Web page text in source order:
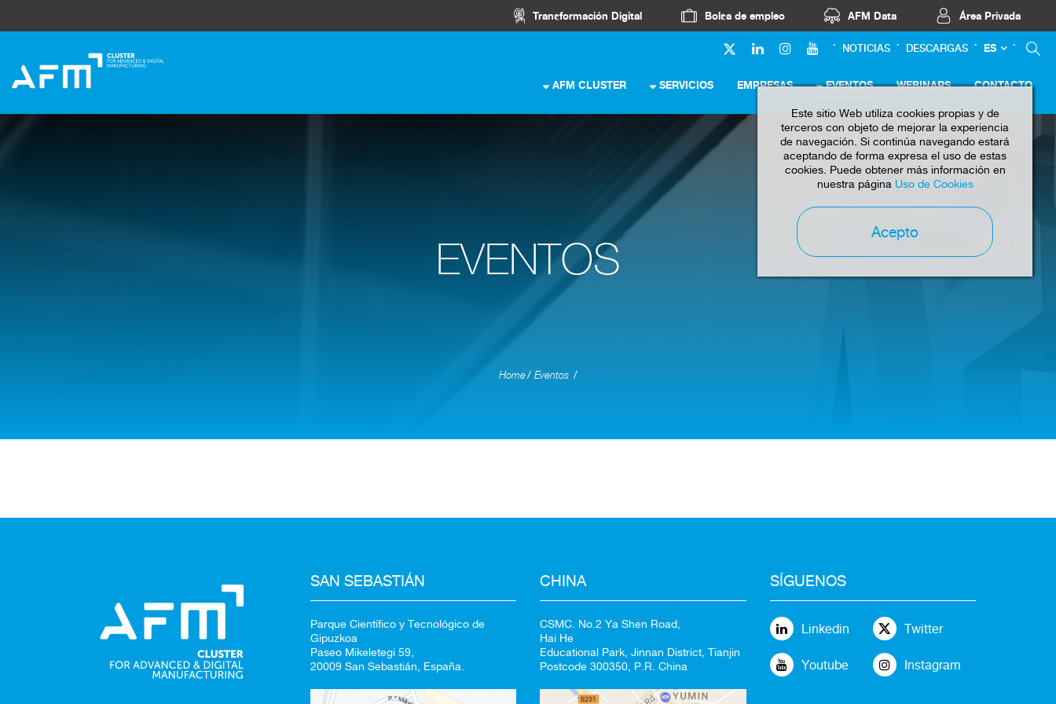
Transformación Digital Bolsa de empleo AFM Data Área Privada
NOTICIAS DESCARGAS ES
AFM CLUSTER SERVICIOS EMPRESAS EVENTOS WEBINARS CONTACTO
Este sitio Web utiliza cookies propias y de
terceros con objeto de mejorar la experiencia
de navegación. Si continúa navegando estará
aceptando de forma expresa el uso de estas
cookies. Puede obtener más información en
nuestra página Uso de Cookies
Acepto
EVENTOS
Home Eventos
100%
Redirigiendo a
SAN SEBASTIÁN
Parque Científico y Tecnológico de
Gipuzkoa
Paseo Mikeletegi 59,
20009 San Sebastián, España.
CHINA
CSMC. No.2 Ya Shen Road,
Hai He
Educational Park, Jinnan District, Tianjin
Postcode 300350, P.R. China
SÍGUENOS
Linkedin Twitter
Youtube Instagram